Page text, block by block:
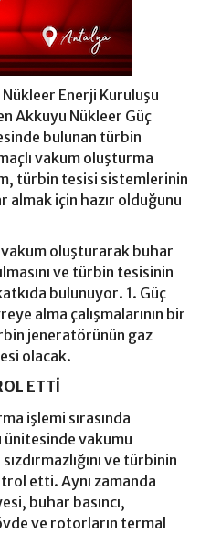
Enerji Kuruluşu
Akkuyu Nükleer Güç
bulunan türbin
vakum oluşturma
türbin tesisi sistemlerinin
için hazır olduğunu
vakum oluşturarak buhar
ve türbin tesisinin
bulunuyor. 1. Güç
alma çalışmalarının bir
jeneratörünün gaz
olacak.
ETTİ
işlemi sırasında
vakumu
ve türbinin
etti. Aynı zamanda
buhar basıncı,
ve rotorların termal